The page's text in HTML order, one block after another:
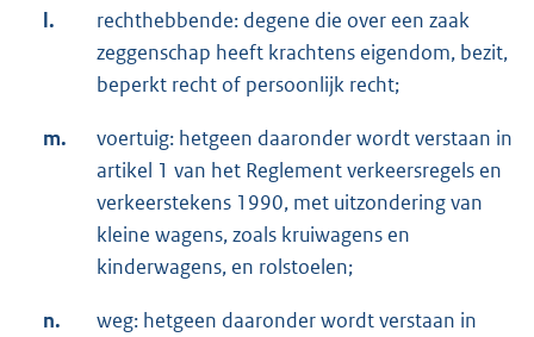
l.
rechthebbende: degene die over een zaak
zeggenschap heeft krachtens eigendom, bezit,
beperkt recht of persoonlijk recht;
m.
voertuig: hetgeen daaronder wordt verstaan in
artikel 1 van het Reglement verkeersregels en
verkeerstekens 1990, met uitzondering van
kleine wagens, zoals kruiwagens en
kinderwagens, en rolstoelen;
n.
weg: hetgeen daaronder wordt verstaan in